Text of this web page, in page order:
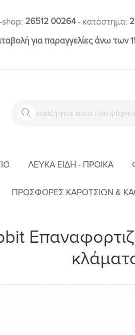
shop: 26512 00264- κατάστημα:
για παραγγελίες άνω των
ΛΕΥΚΆ ΕΊΔΗ - ΠΡΟΊΚΑ
ΠΡΟΣΦΟΡΕΣ ΚΑΡΟΤΣΙΩΝ &